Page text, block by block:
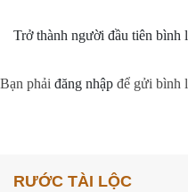
Trở thành người đầu tiên bình
Bạn phải đăng nhập để gửi bình
RƯỚC TÀI LỘC